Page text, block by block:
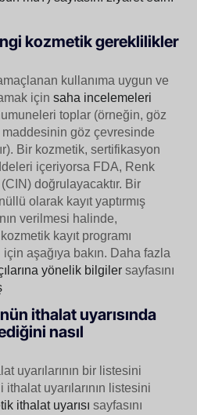
kozmetik gereklilikler
kullanıma uygun ve
için saha incelemeleri
toplar (örneğin, göz
maddesinin göz çevresinde
Bir kozmetik, sertifikasyon
içeriyorsa FDA, Renk
doğrulayacaktır. Bir
olarak kayıt yaptırmış
verilmesi halinde,
kayıt programı
aşağıya bakın. Daha fazla
yönelik bilgiler sayfasını
ithalat uyarısında
nasıl
uyarılarının bir listesini
uyarılarının listesini
ithalat uyarısı sayfasını